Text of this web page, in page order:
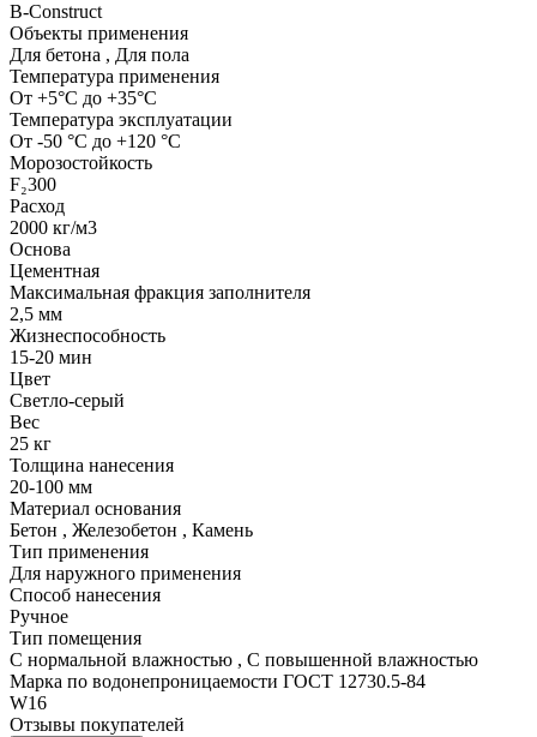
B-Construct
Объекты применения
Для бетона , Для пола
Температура применения
От +5°С до +35°С
Температура эксплуатации
От -50 °С до +120 °С
Морозостойкость
F₂300
Расход
2000 кг/м3
Основа
Цементная
Максимальная фракция заполнителя
2,5 мм
Жизнеспособность
15-20 мин
Цвет
Светло-серый
Вес
25 кг
Толщина нанесения
20-100 мм
Материал основания
Бетон , Железобетон , Камень
Тип применения
Для наружного применения
Способ нанесения
Ручное
Тип помещения
С нормальной влажностью , С повышенной влажностью
Марка по водонепроницаемости ГОСТ 12730.5-84
W16
Отзывы покупателей